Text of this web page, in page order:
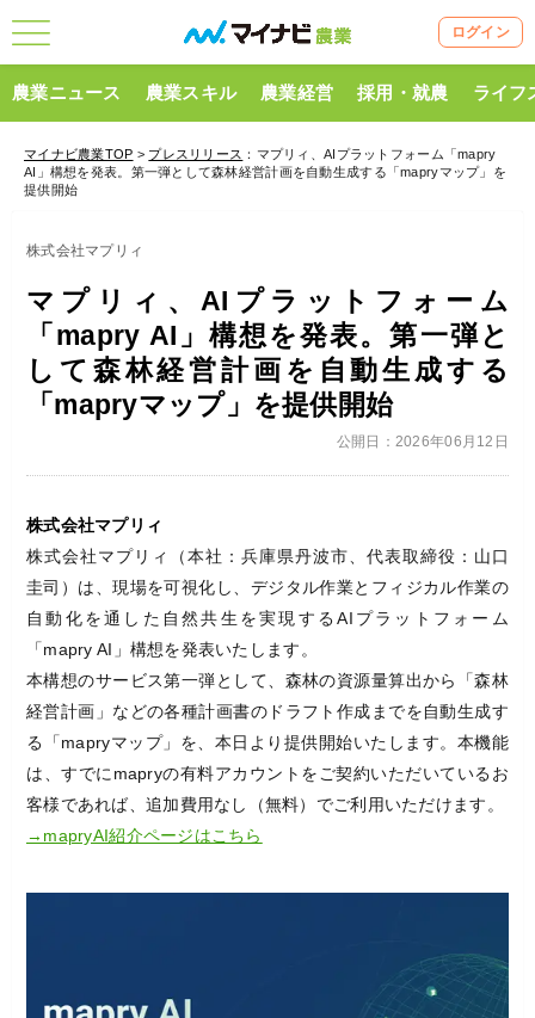
ログイン
農業ニュース 農業スキル 農業経営 採用・就農 ライフ
マイナビ農業TOP > プレスリリース ：マプリィ、AIプラットフォーム「mapry
AI」構想を発表。第一弾として森林経営計画を自動生成する「mapryマップ」を
提供開始
株式会社マプリィ
マプリィ、AIプラットフォーム
「mapry AI」構想を発表。第一弾と
して森林経営計画を自動生成する
「mapryマップ」を提供開始
公開日：2026年06月12日
株式会社マプリィ
株式会社マプリィ（本社：兵庫県丹波市、代表取締役：山口
圭司）は、現場を可視化し、デジタル作業とフィジカル作業の
自動化を通した自然共生を実現するAIプラットフォーム
「mapry AI」構想を発表いたします。
本構想のサービス第一弾として、森林の資源量算出から「森林
経営計画」などの各種計画書のドラフト作成までを自動生成す
る「mapryマップ」を、本日より提供開始いたします。本機能
は、すでにmapryの有料アカウントをご契約いただいているお
客様であれば、追加費用なし（無料）でご利用いただけます。
→mapryAI紹介ページはこちら